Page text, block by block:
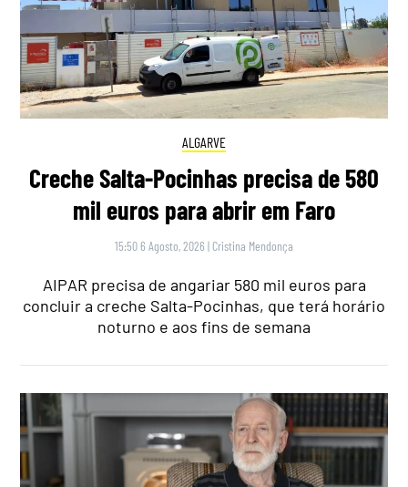
ALGARVE
Creche Salta-Pocinhas precisa de 580
mil euros para abrir em Faro
15:50 6 Agosto, 2026 | Cristina Mendonça
AIPAR precisa de angariar 580 mil euros para
concluir a creche Salta-Pocinhas, que terá horário
noturno e aos fins de semana